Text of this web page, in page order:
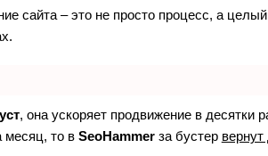
сайта – это не просто процесс, а
, она ускоряет продвижение в десятки
месяц, то в SeoHammerза бустер вернут